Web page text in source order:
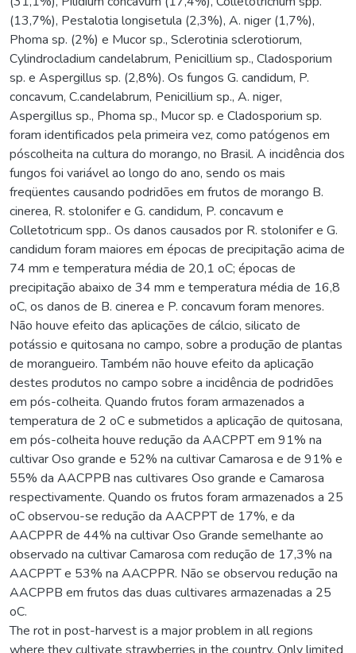
(13,7%), Pestalotia longisetula (2,3%), A. niger (1,7%),
Phoma sp. (2%) e Mucor sp., Sclerotinia sclerotiorum,
Cylindrocladium candelabrum, Penicillium sp., Cladosporium
sp. e Aspergillus sp. (2,8%). Os fungos G. candidum, P.
concavum, C.candelabrum, Penicillium sp., A. niger,
Aspergillus sp., Phoma sp., Mucor sp. e Cladosporium sp.
foram identificados pela primeira vez, como patógenos em
póscolheita na cultura do morango, no Brasil. A incidência dos
fungos foi variável ao longo do ano, sendo os mais
freqüentes causando podridões em frutos de morango B.
cinerea, R. stolonifer e G. candidum, P. concavum e
Colletotricum spp.. Os danos causados por R. stolonifer e G.
candidum foram maiores em épocas de precipitação acima de
74 mm e temperatura média de 20,1 oC; épocas de
precipitação abaixo de 34 mm e temperatura média de 16,8
oC, os danos de B. cinerea e P. concavum foram menores.
Não houve efeito das aplicações de cálcio, silicato de
potássio e quitosana no campo, sobre a produção de plantas
de morangueiro. Também não houve efeito da aplicação
destes produtos no campo sobre a incidência de podridões
em pós-colheita. Quando frutos foram armazenados a
temperatura de 2 oC e submetidos a aplicação de quitosana,
em pós-colheita houve redução da AACPPT em 91% na
cultivar Oso grande e 52% na cultivar Camarosa e de 91% e
55% da AACPPB nas cultivares Oso grande e Camarosa
respectivamente. Quando os frutos foram armazenados a 25
oC observou-se redução da AACPPT de 17%, e da
AACPPR de 44% na cultivar Oso Grande semelhante ao
observado na cultivar Camarosa com redução de 17,3% na
AACPPT e 53% na AACPPR. Não se observou redução na
AACPPB em frutos das duas cultivares armazenadas a 25
oC.
The rot in post-harvest is a major problem in all regions